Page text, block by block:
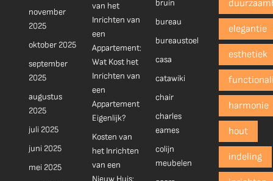
november
2025
oktober 2025
september
2025
augustus
2025
juli 2025
juni 2025
mei 2025
van het
Inrichten van
een
Appartement:
Wat Kost het
Inrichten van
een
Appartement
Eigenlijk?
Kosten van
het Inrichten
van een
Nieuw Huis:
bruin
bureau
bureaustoel
casa
catawiki
chair
charles
eames
colijn
meubelen
elegantie
esthetiek
harmonie
hout
indeling